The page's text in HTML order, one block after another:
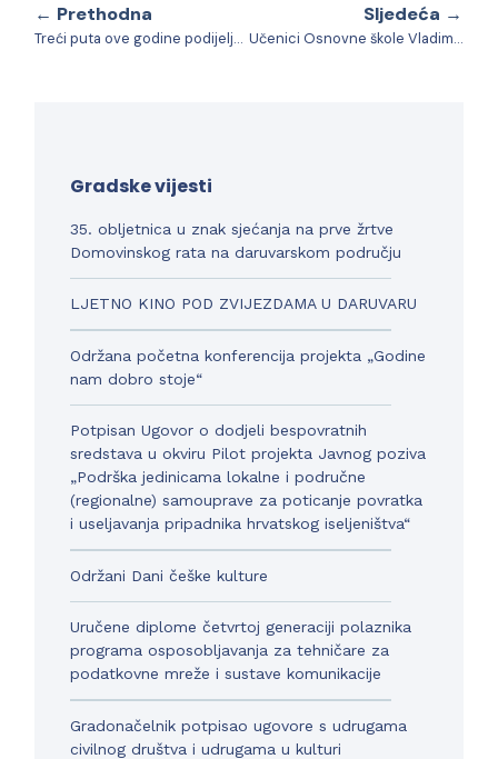
← Prethodna
Treći puta ove godine podijeljene nadnade za opremu za novorođenčad
Sljedeća →
Učenici Osnovne škole Vladimira Nazora održali su Božićnu priredbu za sve sugrađane
Gradske vijesti
35. obljetnica u znak sjećanja na prve žrtve
Domovinskog rata na daruvarskom području
LJETNO KINO POD ZVIJEZDAMA U DARUVARU
Održana početna konferencija projekta „Godine
nam dobro stoje“
Potpisan Ugovor o dodjeli bespovratnih
sredstava u okviru Pilot projekta Javnog poziva
„Podrška jedinicama lokalne i područne
(regionalne) samouprave za poticanje povratka
i useljavanja pripadnika hrvatskog iseljeništva“
Održani Dani češke kulture
Uručene diplome četvrtoj generaciji polaznika
programa osposobljavanja za tehničare za
podatkovne mreže i sustave komunikacije
Gradonačelnik potpisao ugovore s udrugama
civilnog društva i udrugama u kulturi